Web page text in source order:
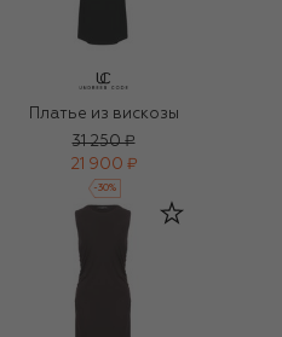
Платье из вискозы
31 250 ₽
21 900 ₽
-30%